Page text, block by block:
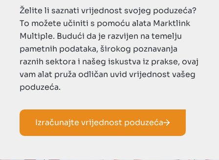
Želite li saznati vrijednost svojeg poduzeća?
To možete učiniti s pomoću alata Marktlink
Multiple. Budući da je razvijen na temelju
pametnih podataka, širokog poznavanja
raznih sektora i našeg iskustva iz prakse, ovaj
vam alat pruža odličan uvid vrijednost vašeg
poduzeća.
Izračunajte vrijednost poduzeća